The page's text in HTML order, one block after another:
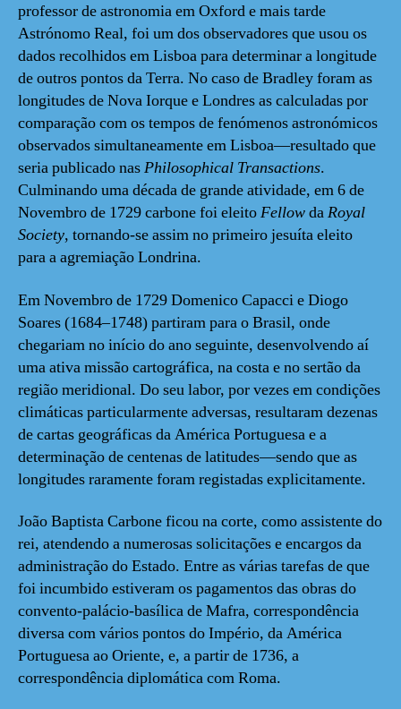
professor de astronomia em Oxford e mais tarde
Astrónomo Real, foi um dos observadores que usou os
dados recolhidos em Lisboa para determinar a longitude
de outros pontos da Terra. No caso de Bradley foram as
longitudes de Nova Iorque e Londres as calculadas por
comparação com os tempos de fenómenos astronómicos
observados simultaneamente em Lisboa—resultado que
seria publicado nasPhilosophical Transactions.
Culminando uma década de grande atividade, em 6 de
Novembro de 1729 carbone foi eleitoFellowdaRoyal
Society, tornando-se assim no primeiro jesuíta eleito
para a agremiação Londrina.
Em Novembro de 1729 Domenico Capacci e Diogo
Soares (1684–1748) partiram para o Brasil, onde
chegariam no início do ano seguinte, desenvolvendo aí
uma ativa missão cartográfica, na costa e no sertão da
região meridional. Do seu labor, por vezes em condições
climáticas particularmente adversas, resultaram dezenas
de cartas geográficas da América Portuguesa e a
determinação de centenas de latitudes—sendo que as
longitudes raramente foram registadas explicitamente.
João Baptista Carbone ficou na corte, como assistente do
rei, atendendo a numerosas solicitações e encargos da
administração do Estado. Entre as várias tarefas de que
foi incumbido estiveram os pagamentos das obras do
convento-palácio-basílica de Mafra, correspondência
diversa com vários pontos do Império, da América
Portuguesa ao Oriente, e, a partir de 1736, a
correspondência diplomática com Roma.